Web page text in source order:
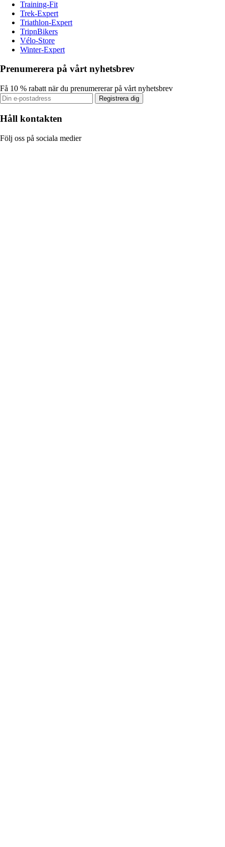
Training-Fit
Trek-Expert
Triathlon-Expert
TripnBikers
Vélo-Store
Winter-Expert
Prenumerera på vårt nyhetsbrev
Få 10 % rabatt när du prenumererar på vårt nyhetsbrev
Registrera dig
Håll kontakten
Följ oss på sociala medier